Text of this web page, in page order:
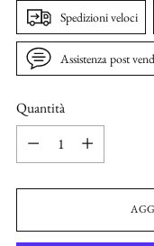
Spedizioni veloci
Assistenza post
Quantità
Quantità